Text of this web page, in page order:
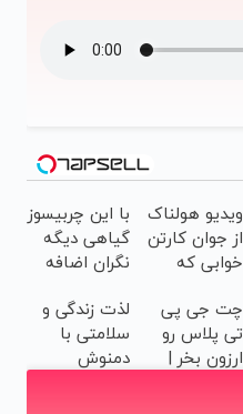
ویدیو هولناک
از جوان کارتن
خوابی که
آموزش رایگان
با این چربیسوز
گیاهی دیگه
نگران اضافه
نباش70%تخفیف
چت جی پی
تی پلاس رو
ارزون بخر |
لذت زندگی و
سلامتی با
دمنوش